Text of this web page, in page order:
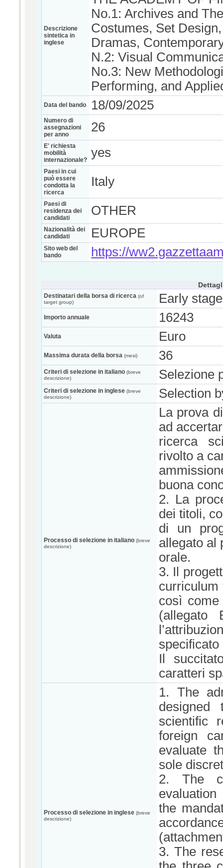
Descrizione
sintetica in
inglese
No.1: Archives and
Costumes, Set
Dramas,
N.2: Visual
No.3: New
Performing, and
Data del bando 18/09/2025
Numero di
assegnazioni
per anno
26
E' richiesta
mobilità
internazionale?
yes
Paesi in cui
può essere
condotta la
ricerca
Italy
Paesi di
residenza dei
candidati
OTHER
Nazionalità dei
candidati
EUROPE
Sito web del
bando
https://
Destinatari della borsa di ricerca (of
target group)
Early
Importo annuale 16243
Valuta Euro
Massima durata della borsa (mesi) 36
Criteri di selezione in italiano (breve
descrizione)
Selezione
Criteri di selezione in inglese (breve
descrizione)
Selection
Processo di selezione in italiano (breve
descrizione)
La prova
ad
ricerca
rivolto a
buona
2. La
dei titoli,
di un
allegato al
orale.
3. Il
curriculum
così
(allegato
Il
caratteri
Processo di selezione in inglese (breve
descrizione)
1. The
designed
scientific
foreign
evaluate
sole
2. The
evaluation
the
3. The